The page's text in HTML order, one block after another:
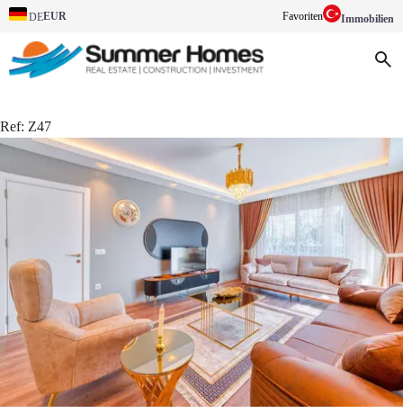
DEEUR Favoriten Immobilien
Ref: Z47